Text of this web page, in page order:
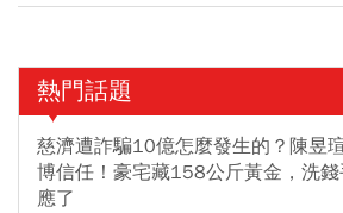
熱門話題
慈濟遭詐騙10億怎麼發生的？陳昱
博信任！豪宅藏158公斤黃金，洗
應了